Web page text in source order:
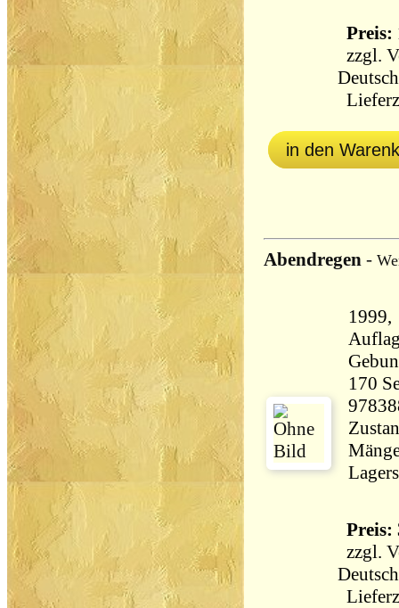
Preis:
zzgl.
in den
Abendregen -
170 Seiten
Preis:
zzgl.